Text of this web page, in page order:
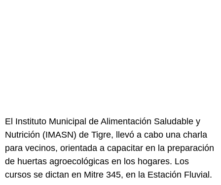
El Instituto Municipal de Alimentación Saludable y
Nutrición (IMASN) de Tigre, llevó a cabo una charla
para vecinos, orientada a capacitar en la preparación
de huertas agroecológicas en los hogares. Los
cursos se dictan en Mitre 345, en la Estación Fluvial.